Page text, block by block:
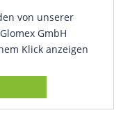
von unserer
GmbH
Klick anzeigen